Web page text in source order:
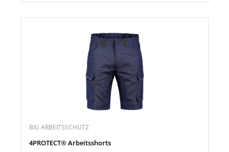
BIG ARBEITSSCHUTZ
4PROTECT® Arbeitsshorts